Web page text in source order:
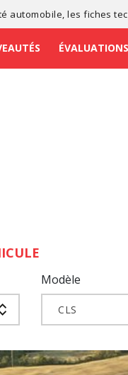
automobile , lesfiches
ÉVALUATIONS
Modèle
CLS